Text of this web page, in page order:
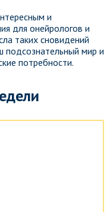
и
для онейрологов и
таких сновидений
мир и
потребности.